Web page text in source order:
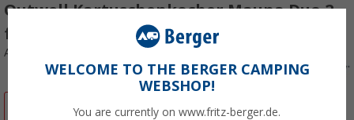
Outwell Kartuschenkocher Mauna Duo 2-
flammig 6000 W
Art.-Nr.: 399222
WELCOME TO THE BERGER CAMPING
WEBSHOP!
You are currently on www.fritz-berger.de.